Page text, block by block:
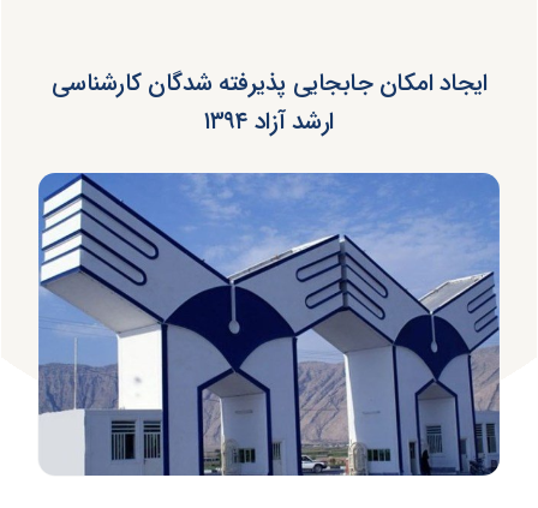
ایجاد امکان جابجایی پذیرفته شدگان کارشناسی
ارشد آزاد ۱۳۹۴